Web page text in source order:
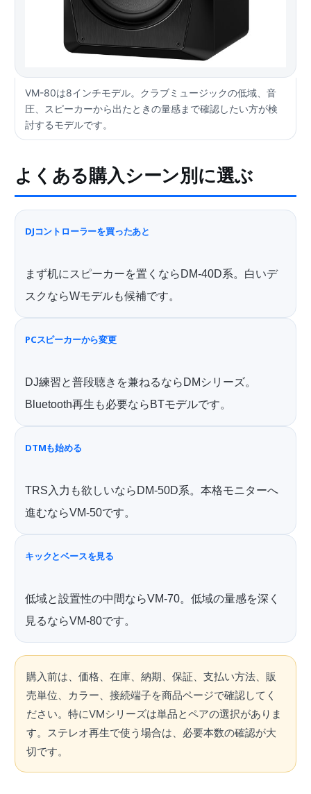
VM-80は8インチモデル。クラブミュージックの低域、音
圧、スピーカーから出たときの量感まで確認したい方が検
討するモデルです。
よくある購入シーン別に選ぶ
DJコントローラーを買ったあと
まず机にスピーカーを置くならDM-40D系。白いデ
スクならWモデルも候補です。
PCスピーカーから変更
DJ練習と普段聴きを兼ねるならDMシリーズ。
Bluetooth再生も必要ならBTモデルです。
DTMも始める
TRS入力も欲しいならDM-50D系。本格モニターへ
進むならVM-50です。
キックとベースを見る
低域と設置性の中間ならVM-70。低域の量感を深く
見るならVM-80です。
購入前は、価格、在庫、納期、保証、支払い方法、販
売単位、カラー、接続端子を商品ページで確認してく
ださい。特にVMシリーズは単品とペアの選択がありま
す。ステレオ再生で使う場合は、必要本数の確認が大
切です。